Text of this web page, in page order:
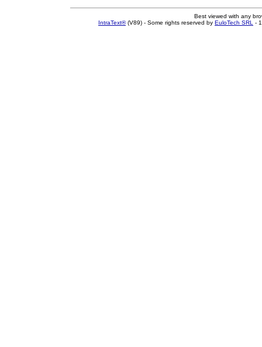
Best viewed with any
IntraText®(V89) - Some rights reserved by EuloTech SRL -